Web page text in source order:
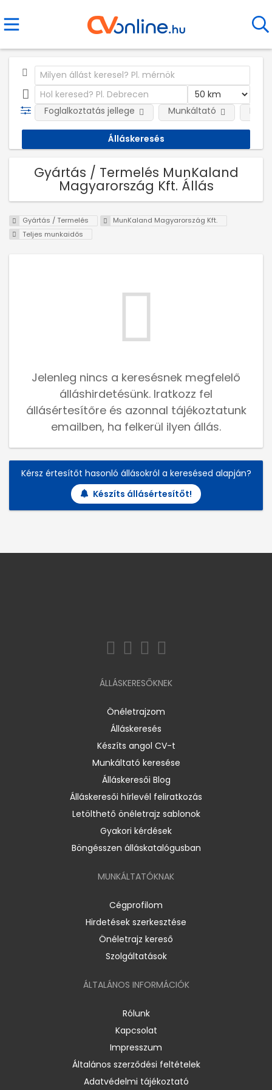
Foglalkoztatás jellege Munkáltató
Gyártás / Termelés MunKaland
Magyarország Kft. Állás
Gyártás / Termelés
MunKaland Magyarország Kft.
Teljes munkaidős
Jelenleg nincs a keresésnek megfelelő
álláshirdetésünk. Iratkozz fel
állásértesítőre és azonnal tájékoztatunk
emailben, ha felkerül ilyen állás.
Kérsz értesítőt hasonló állásokról a keresésed alapján?
Készíts állásértesítőt!
ÁLLÁSKERESŐKNEK
Önéletrajzom
Álláskeresés
Készíts angol CV-t
Munkáltató keresése
Álláskeresői Blog
Álláskeresői hírlevél feliratkozás
Letölthető önéletrajz sablonok
Gyakori kérdések
Böngésszen álláskatalógusban
MUNKÁLTATÓKNAK
Cégprofilom
Hirdetések szerkesztése
Önéletrajz kereső
Szolgáltatások
ÁLTALÁNOS INFORMÁCIÓK
Rólunk
Kapcsolat
Impresszum
Általános szerződési feltételek
Adatvédelmi tájékoztató